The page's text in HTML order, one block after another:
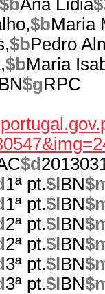
$bAna Lídia
$bMaria
$bPedro
$bMaria
BN$gRPC
$d
1ª pt.$l BN
1ª pt.$l BN
2ª pt.$l BN
2ª pt.$l BN
3ª pt.$l BN
3ª pt.$l BN